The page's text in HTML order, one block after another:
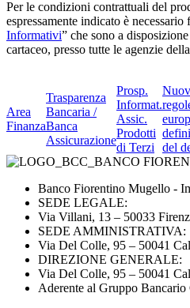
Per le condizioni contrattuali del
espressamente indicato è
Informativi” che sono a
cartaceo, presso tutte le agenzie
Area
Finanza
Trasparenza
Bancaria /
Banca
Assicurazione
Prosp.
Informat.
Assic.
Prodotti
di Terzi
del
Banco Fiorentino Mugello -
SEDE LEGALE:
Via Villani, 13 – 50033
SEDE AMMINISTRATIVA:
Via Del Colle, 95 – 50041
DIREZIONE GENERALE:
Via Del Colle, 95 – 50041
Aderente al Gruppo